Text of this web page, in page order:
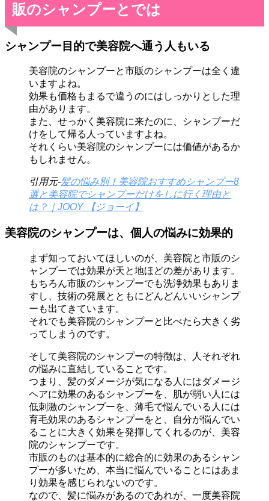
販のシャンプーとでは
シャンプー目的で美容院へ通う人もいる
美容院のシャンプーと市販のシャンプーは全く違
いますよね。
効果も価格もまるで違うのにはしっかりとした理
由があります。
また、せっかく美容院に来たのに、シャンプーだ
けをして帰る人っていますよね。
それくらい美容院のシャンプーには価値があるか
もしれません。
引用元-髪の悩み別！美容院おすすめシャンプー8
選と美容院でシャンプーだけをしに行く理由と
は？｜JOOY 【ジョーイ】
美容院のシャンプーは、個人の悩みに効果的
まず知っておいてほしいのが、美容院と市販のシ
ャンプーでは効果が天と地ほどの差があります。
もちろん市販のシャンプーでも洗浄効果もありま
すし、技術の発展とともにどんどんいいシャンプ
ーも出てきています。
それでも美容院のシャンプーと比べたら大きく劣
ってしまうのです。
そして美容院のシャンプーの特徴は、人それぞれ
の悩みに直結していることです。
つまり、髪のダメージが気になる人にはダメージ
ヘアに効果のあるシャンプーを、肌が弱い人には
低刺激のシャンプーを、薄毛で悩んでいる人には
育毛効果のあるシャンプーをと、自分が悩んでい
ることに大きく効果を発揮してくれるのが、美容
院のシャンプーです。
市販のものは基本的に総合的に効果のあるシャン
プーが多いため、本当に悩んでいることにはあま
り効果を感じられないのです。
なので、髪に悩みがあるのであれが、一度美容院